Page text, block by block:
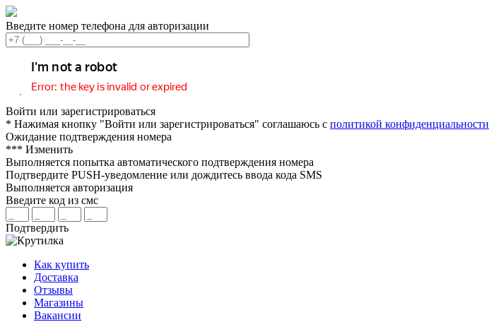
Введите номер телефона для авторизации
Войти или зарегистрироваться
* Нажимая кнопку "Войти или зарегистрироваться" соглашаюсь с политикой конфиденциальности
Ожидание подтверждения номера
*** Изменить
Выполняется попытка автоматического подтверждения номера
Подтвердите PUSH-уведомление или дождитесь ввода кода SMS
Выполняется авторизация
Введите код из смс
Подтвердить
Как купить
Доставка
Отзывы
Магазины
Вакансии